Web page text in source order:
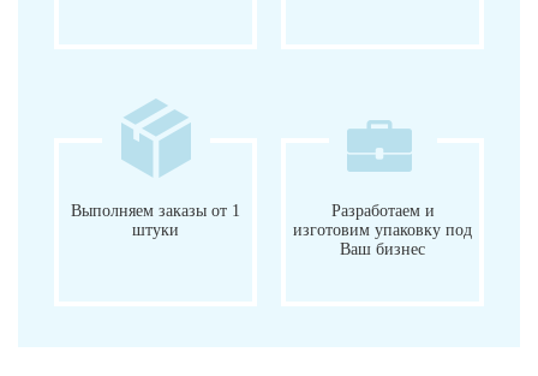
Выполняем заказы от 1
штуки
Разработаем и
изготовим упаковку под
Ваш бизнес